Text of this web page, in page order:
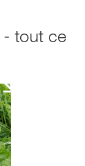
tout ce